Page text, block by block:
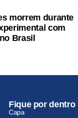
morrem durante
com
Brasil
Fique por dentro
Capa